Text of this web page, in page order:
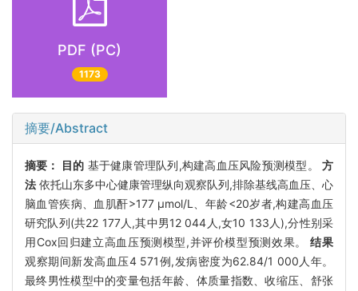
PDF (PC)
1173
摘要/Abstract
摘要： 目的 基于健康管理队列,构建高血压风险预测模型。方
法 依托山东多中心健康管理纵向观察队列,排除基线高血压、心
脑血管疾病、血肌酐>177 μmol/L、年龄<20岁者,构建高血压
研究队列(共22 177人,其中男12 044人,女10 133人),分性别采
用Cox回归建立高血压预测模型,并评价模型预测效果。结果
观察期间新发高血压4 571例,发病密度为62.84/1 000人年。
最终男性模型中的变量包括年龄、体质量指数、收缩压、舒张